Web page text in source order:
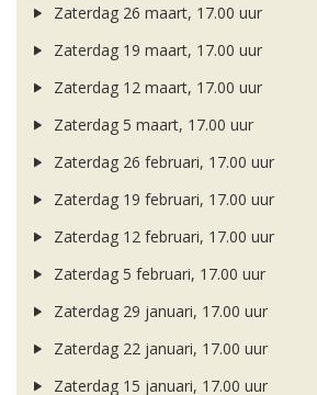
Zaterdag 26 maart, 17.00 uur
Zaterdag 19 maart, 17.00 uur
Zaterdag 12 maart, 17.00 uur
Zaterdag 5 maart, 17.00 uur
Zaterdag 26 februari, 17.00 uur
Zaterdag 19 februari, 17.00 uur
Zaterdag 12 februari, 17.00 uur
Zaterdag 5 februari, 17.00 uur
Zaterdag 29 januari, 17.00 uur
Zaterdag 22 januari, 17.00 uur
Zaterdag 15 januari, 17.00 uur